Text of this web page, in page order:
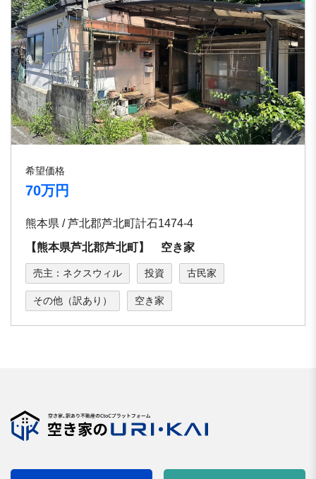
希望価格
70万円
熊本県 / 芦北郡芦北町計石1474-4
【熊本県芦北郡芦北町】 空き家
売主：ネクスウィル 投資 古民家
その他（訳あり） 空き家